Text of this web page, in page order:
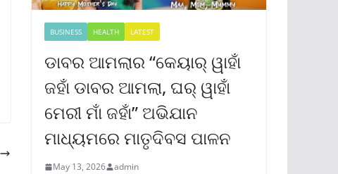
BUSINESS HEALTH LATEST
ଡାବର ଆମଲାର “କେୟାର୍ ୱାହାଁ
ଜହାଁ ଡାବର ଆମଲା, ଘର୍ ୱାହାଁ
ମେରୀ ମାଁ ଜହାଁ” ଅଭିଯାନ
ମାଧ୍ୟମରେ ମାତୃଦିବସ ପାଳନ
May 13, 2026 admin